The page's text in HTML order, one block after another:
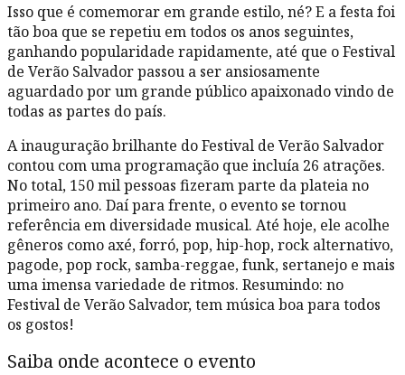
Isso que é comemorar em grande estilo, né? E a festa foi
tão boa que se repetiu em todos os anos seguintes,
ganhando popularidade rapidamente, até que o Festival
de Verão Salvador passou a ser ansiosamente
aguardado por um grande público apaixonado vindo de
todas as partes do país.
A inauguração brilhante do Festival de Verão Salvador
contou com uma programação que incluía 26 atrações.
No total, 150 mil pessoas fizeram parte da plateia no
primeiro ano. Daí para frente, o evento se tornou
referência em diversidade musical. Até hoje, ele acolhe
gêneros como axé, forró, pop, hip-hop, rock alternativo,
pagode, pop rock, samba-reggae, funk, sertanejo e mais
uma imensa variedade de ritmos. Resumindo: no
Festival de Verão Salvador, tem música boa para todos
os gostos!
Saiba onde acontece o evento